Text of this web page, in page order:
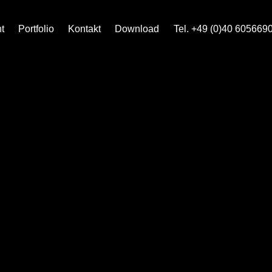
Portfolio Kontakt Download Tel. +49 (0)40